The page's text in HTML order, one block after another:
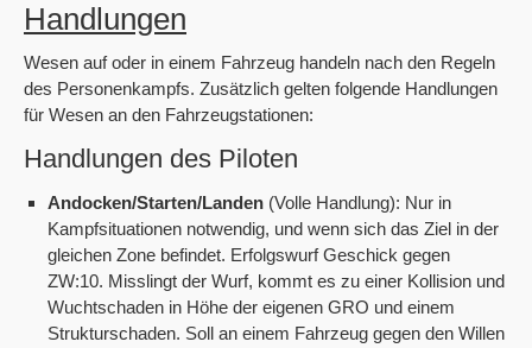
Handlungen
Wesen auf oder in einem Fahrzeug handeln nach den Regeln
des Personenkampfs. Zusätzlich gelten folgende Handlungen
für Wesen an den Fahrzeugstationen:
Handlungen des Piloten
Andocken/Starten/Landen (Volle Handlung): Nur in
Kampfsituationen notwendig, und wenn sich das Ziel in der
gleichen Zone befindet. Erfolgswurf Geschick gegen
ZW:10. Misslingt der Wurf, kommt es zu einer Kollision und
Wuchtschaden in Höhe der eigenen GRO und einem
Strukturschaden. Soll an einem Fahrzeug gegen den Willen